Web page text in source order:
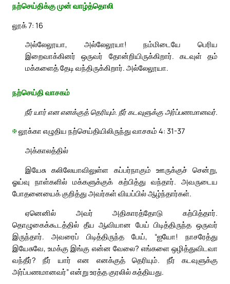
நற்செய்திக்கு முன் வாழ்த்தொலி
லூக் 7: 16
அல்லேலூயா, அல்லேலூயா! நம்மிடையே பெரிய
இறைவாக்கினர் ஒருவர் தோன்றியிருக்கிறார். கடவுள் தம்
மக்களைத் தேடி வந்திருக்கிறார். அல்லேலூயா.
நற்செய்தி வாசகம்
நீர் யார் என எனக்குத் தெரியும். நீர் கடவுளுக்கு அர்ப்பணமானவர்.
✠லூக்கா எழுதிய நற்செய்தியிலிருந்து வாசகம் 4: 31-37
அக்காலத்தில்
இயேசு கலிலேயாவிலுள்ள கப்பர்நாகும் ஊருக்குச் சென்று,
ஓய்வு நாள்களில் மக்களுக்குக் கற்பித்து வந்தார். அவருடைய
போதனையைக் குறித்து அவர்கள் வியப்பில் ஆழ்ந்தார்கள்.
ஏனெனில் அவர் அதிகாரத்தோடு கற்பித்தார்.
தொழுகைக்கூடத்தில் தீய ஆவியான பேய் பிடித்திருந்த ஒருவர்
இருந்தார். அவரைப் பிடித்திருந்த பேய், “ஐயோ! நாசரேத்து
இயேசுவே, உமக்கு இங்கு என்ன வேலை? எங்களை ஒழித்துவிடவா
வந்தீர்? நீர் யார் என எனக்குத் தெரியும். நீர் கடவுளுக்கு
அர்ப்பணமானவர்” என்று உரத்த குரலில் கத்தியது.